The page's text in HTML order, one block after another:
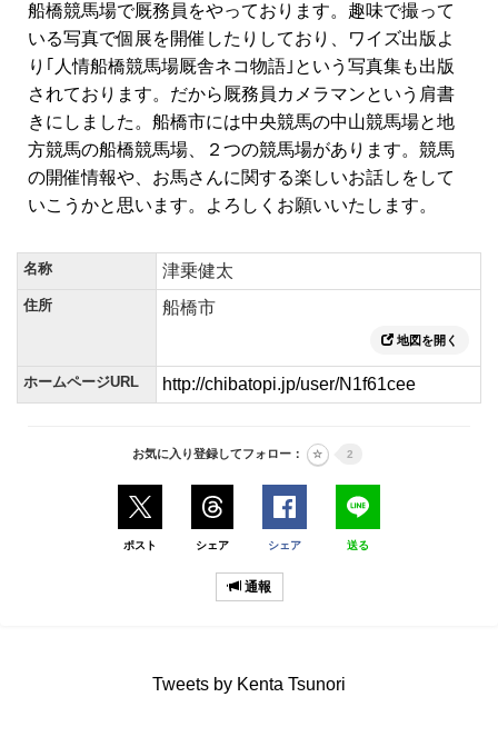
船橋競馬場で厩務員をやっております。趣味で撮って
いる写真で個展を開催したりしており、ワイズ出版よ
り｢人情船橋競馬場厩舎ネコ物語｣という写真集も出版
されております。だから厩務員カメラマンという肩書
きにしました。船橋市には中央競馬の中山競馬場と地
方競馬の船橋競馬場、２つの競馬場があります。競馬
の開催情報や、お馬さんに関する楽しいお話しをして
いこうかと思います。よろしくお願いいたします。
名称 津乗健太
住所 船橋市
地図を開く
ホームページURL http://chibatopi.jp/user/N1f61cee
お気に入り登録してフォロー： 2
ポスト シェア シェア 送る
通報
Tweets by Kenta Tsunori